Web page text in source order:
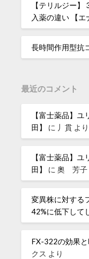
【テリルジー
入薬の違い 【エ
長時間作用型抗
最近のコメント
【富士薬品】
田】
に 丿貫 より
【富士薬品】
田】
に奧 芳子
変異株に対する
42%に低下して
FX-322の効果
クス より